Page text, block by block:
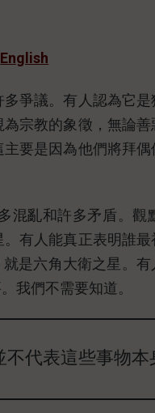
English
爭議。有人認為它
宗教的象徵，無論
要是因為他們將拜
混亂和許多矛盾。觀
有人能真正表明誰
是六角大衛之星。
我們不需要知道。
代表這些事物本